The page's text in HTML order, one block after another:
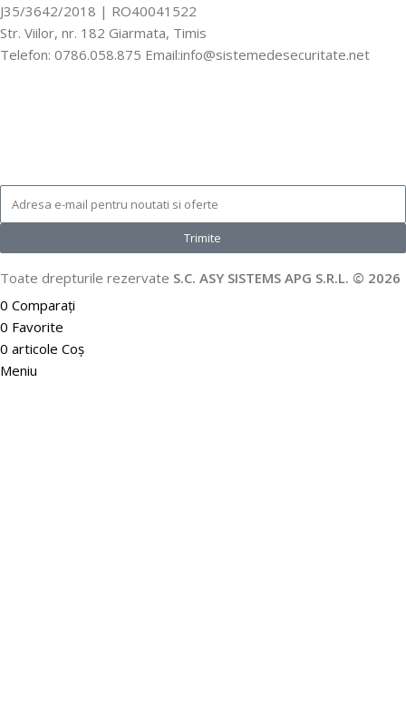
J35/3642/2018 | RO40041522
Str. Viilor, nr. 182 Giarmata, Timis
Telefon: 0786.058.875 Email:info@sistemedesecuritate.net
Trimite
Toate drepturile rezervate S.C. ASY SISTEMS APG S.R.L. © 2026
0 Comparați
0 Favorite
0 articole Coș
Meniu